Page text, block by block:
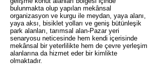
bulunmakta olup yapılan mekânsal
organizasyon ve kurgu ile meydan, yaya alanı,
yaya aksı, bisiklet yolları ve geniş bütünleşik
park alanları, tarımsal alan-Pazar yeri
senaryosu neticesinde hem kendi içerisinde
mekânsal bir yeterlilikte hem de çevre yerleşim
alanlarına da hizmet eder bir kimlikte
olmaktadır.